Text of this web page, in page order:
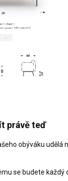
právě teď
obýváku udělá
se budete každý